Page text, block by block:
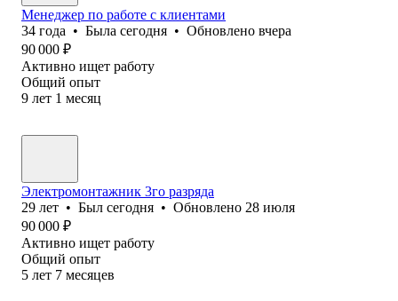
Менеджер по работе с клиентами
34 года • Была сегодня • Обновлено вчера
90 000 ₽
Активно ищет работу
Общий опыт
9 лет 1 месяц
Электромонтажник 3го разряда
29 лет • Был сегодня • Обновлено 28 июля
90 000 ₽
Активно ищет работу
Общий опыт
5 лет 7 месяцев